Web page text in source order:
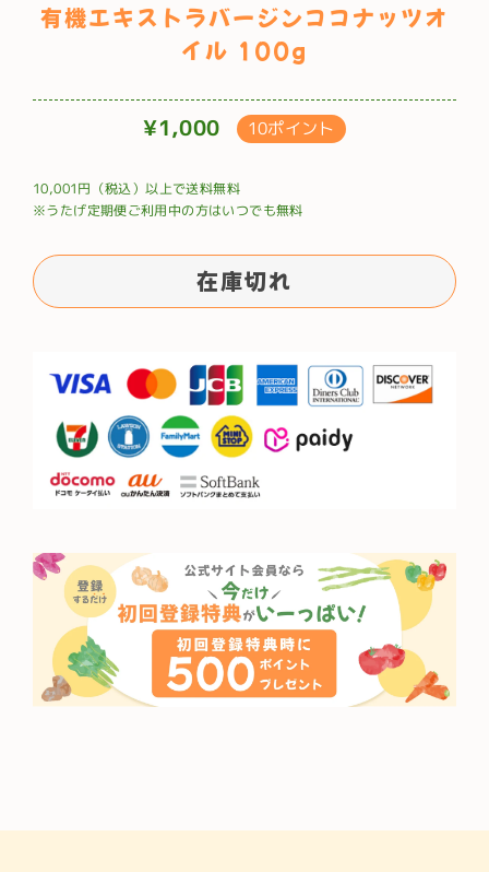
有機エキストラバージンココナッツオ
イル 100g
通
価
¥1,000 10ポイント
10,001円（税込）以上で送料無料
※うたげ定期便ご利用中の方はいつでも無料
在庫切れ